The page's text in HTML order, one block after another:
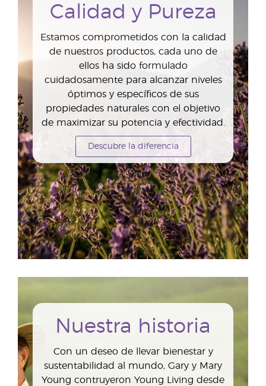
Calidad y Pureza
Estamos comprometidos con la calidad
de nuestros productos, cada uno de
ellos ha sido formulado
cuidadosamente para alcanzar niveles
óptimos y específicos de sus
propiedades naturales con el objetivo
de maximizar su potencia y efectividad.
Descubre la diferencia
Nuestra historia
Con un deseo de llevar bienestar y
sustentabilidad al mundo, Gary y Mary
Young contruyeron Young Living desde